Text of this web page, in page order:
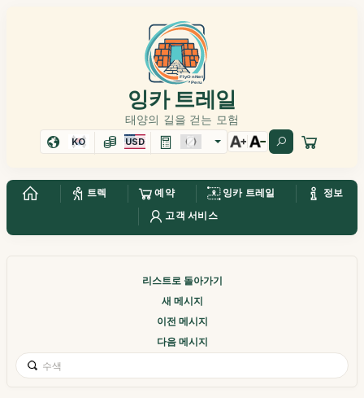
잉카 트레일
태양의 길을 걷는 모험
KO USD
트렉 예약 잉카 트레일
정보
고객 서비스
리스트로 돌아가기
새 메시지
이전 메시지
다음 메시지